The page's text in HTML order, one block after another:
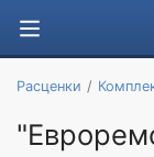
Расценки